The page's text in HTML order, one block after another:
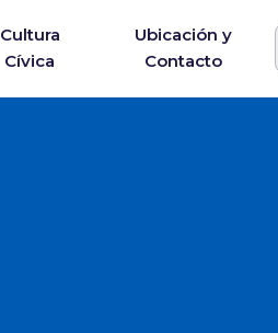
Cultura
Cívica
Ubicación y
Contacto